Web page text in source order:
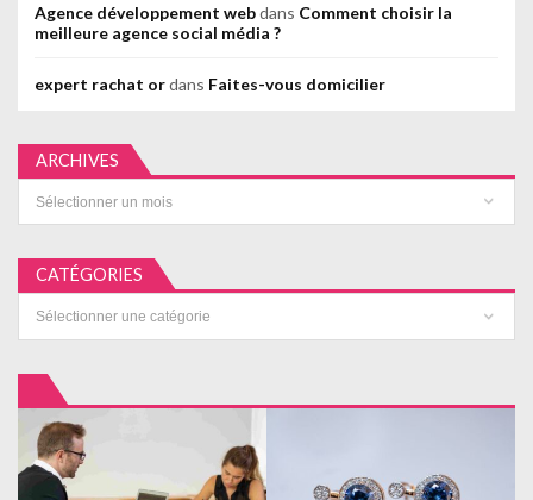
Agence développement webdans Comment choisir la
meilleure agence social média ?
expert rachat ordans Faites-vous domicilier
ARCHIVES
CATÉGORIES